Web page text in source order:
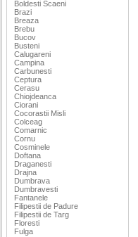
Boldesti Scaeni
Brazi
Breaza
Brebu
Bucov
Busteni
Calugareni
Campina
Carbunesti
Ceptura
Cerasu
Chiojdeanca
Ciorani
Cocorastii Misli
Colceag
Comarnic
Cornu
Cosminele
Doftana
Draganesti
Drajna
Dumbrava
Dumbravesti
Fantanele
Filipestii de Padure
Filipestii de Targ
Floresti
Fulga